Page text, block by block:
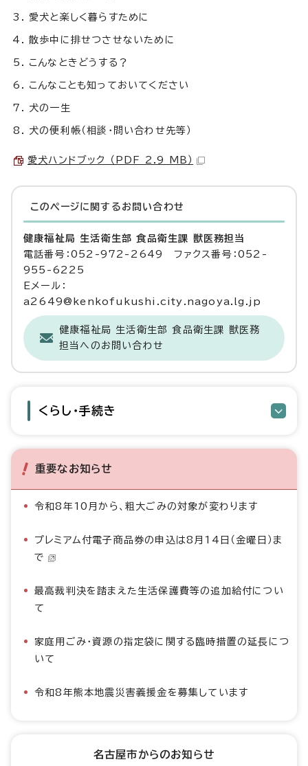
愛犬と楽しく暮らすために
散歩中に排せつさせないために
こんなときどうする？
こんなことも知っておいてください
犬の一生
犬の便利帳（相談・問い合わせ先等）
愛犬ハンドブック （PDF 2.9 MB）
このページに関する お問い合わせ
健康福祉局 生活衛生部 食品衛生課 獣医務担当
電話番号：052-972-2649 ファクス番号：052-
955-6225
Eメール：
a2649@kenkofukushi.city.nagoya.lg.jp
健康福祉局 生活衛生部 食品衛生課 獣医務
担当へのお問い合わせ
くらし・手続き
重要なお知らせ
令和8年10月から、粗大ごみの対象が変わります
プレミアム付電子商品券の申込は8月14日（金曜日）ま
で
最高裁判決を踏まえた生活保護費等の追加給付につい
て
家庭用ごみ・資源の指定袋に関する臨時措置の延長につ
いて
令和8年熊本地震災害義援金を募集しています
名古屋市からのお知らせ